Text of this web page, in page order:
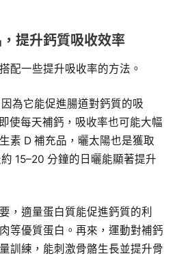
提升鈣質吸收效率
配一些提升吸收率的方法。
為它能促進腸道對鈣質的吸
使每天補鈣，吸收率也可能大幅
素 D 補充品，曬太陽也是獲取
15–20 分鐘的日曬能顯著提升
，適量蛋白質能促進鈣質的利
等優質蛋白。再來，運動對補鈣
訓練，能刺激骨骼生長並提升骨